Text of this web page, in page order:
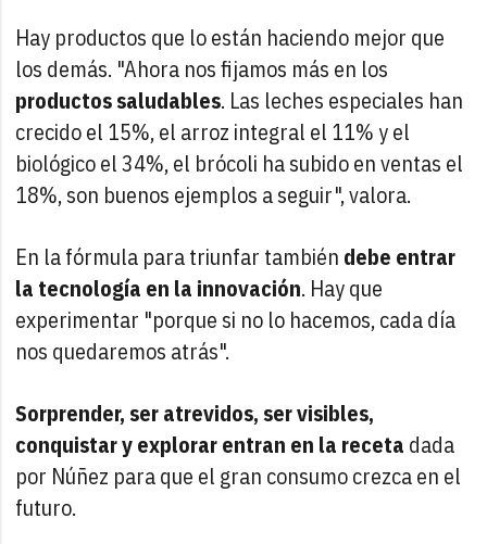
Hay productos que lo están haciendo mejor que
los demás. "Ahora nos fijamos más en los
productos saludables. Las leches especiales han
crecido el 15%, el arroz integral el 11% y el
biológico el 34%, el brócoli ha subido en ventas el
18%, son buenos ejemplos a seguir", valora.
En la fórmula para triunfar también debe entrar
la tecnología en la innovación. Hay que
experimentar "porque si no lo hacemos, cada día
nos quedaremos atrás".
Sorprender, ser atrevidos, ser visibles,
conquistar y explorar entran en la receta dada
por Núñez para que el gran consumo crezca en el
futuro.